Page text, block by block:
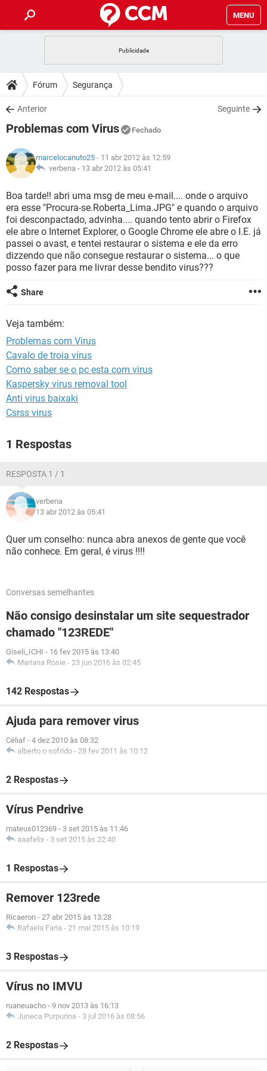
MENU
CELULAR
OUTLOOK
INSTAGRAM GMAIL
GUIA DE COMPRAS
DICAS
JOGOS
INSTAGRAM GMAIL
GUIA DE COMPRAS
DOWNLOADS
JOGOS WHATSAPP
CELULAR
OUTLOOK EXCEL
INSTAGRAM
GUIA DE COMPRAS
JOGOS WHATSAPP
CELULAR
OUTLOOK EXCEL
INSTAGRAM GMAIL
GUIA DE COMPRAS
GLOSSÁRIO
WHATSAPP
CELULAR FACEBOOK
OUTLOOK EXCEL
INSTAGRAM
GUIA DE COMPRAS
Fórum Segurança
Anterior Seguinte
Problemas com Virus Fechado
marcelocanuto25 - 11 abr 2012 às 12:59
verbena - 13 abr 2012 às 05:41
Boa tarde!! abri uma msg de meu e-mail.... onde o arquivo
era esse "Procura-se.Roberta_Lima.JPG" e quando o arquivo
foi desconpactado, advinha.... quando tento abrir o Firefox
ele abre o Internet Explorer, o Google Chrome ele abre o I.E. já
passei o avast, e tentei restaurar o sistema e ele da erro
dizzendo que não consegue restaurar o sistema... o que
posso fazer para me livrar desse bendito virus???
Share
Veja também:
Problemas com Virus
Cavalo de troia vírus
Como saber se o pc esta com virus
Kaspersky virus removal tool
Anti virus baixaki
Csrss virus
1 Respostas
RESPOSTA 1 / 1
verbena
13 abr 2012 às 05:41
Quer um conselho: nunca abra anexos de gente que você
não conhece. Em geral, é virus !!!!
Conversas semelhantes
Não consigo desinstalar um site sequestrador
chamado "123REDE"
Giseli_ICHI - 16 fev 2015 às 13:40
Mariana Rosie - 23 jun 2016 às 02:45
142 Respostas
Ajuda para remover virus
Céliaf - 4 dez 2010 às 08:32
alberto o sofrido - 28 fev 2011 às 10:12
2 Respostas
Vírus Pendrive
mateus012369 - 3 set 2015 às 11:46
aaafelix - 3 set 2015 às 22:40
1 Respostas
Remover 123rede
Ricaeron - 27 abr 2015 às 13:28
Rafaela Faria - 21 mai 2015 às 10:19
3 Respostas
Vírus no IMVU
ruaneuacho - 9 nov 2013 às 16:13
Juneca Purpurina - 3 jul 2016 às 08:56
2 Respostas